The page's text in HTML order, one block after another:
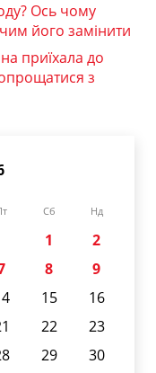
Ось чому
його замінити
приїхала до
з
Сб Нд
1
2
8
9
15
16
22
23
29
30